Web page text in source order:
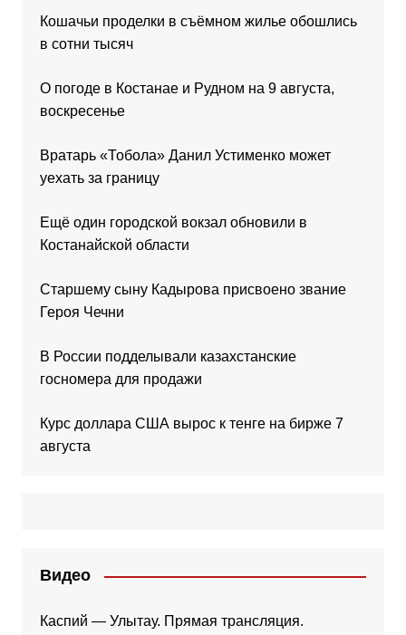
Кошачьи проделки в съёмном жилье обошлись
в сотни тысяч
О погоде в Костанае и Рудном на 9 августа,
воскресенье
Вратарь «Тобола» Данил Устименко может
уехать за границу
Ещё один городской вокзал обновили в
Костанайской области
Старшему сыну Кадырова присвоено звание
Героя Чечни
В России подделывали казахстанские
госномера для продажи
Курс доллара США вырос к тенге на бирже 7
августа
Видео
Каспий — Улытау. Прямая трансляция.